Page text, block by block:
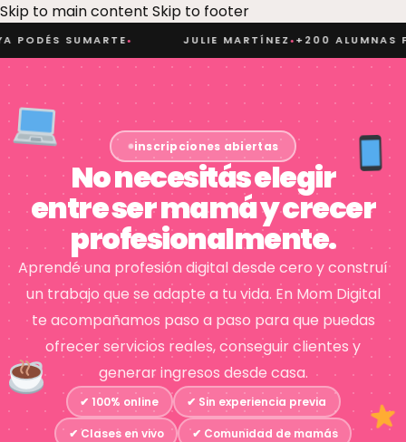
Skip to main content Skip to footer
SUMARTE● JULIE MARTÍNEZ● +200 ALUMNAS
inscripciones abiertas
No necesitás elegir
entre ser mamá y crecer
profesionalmente.
Aprendé una profesión digital desde cero y construí
un trabajo que se adapte a tu vida. En Mom Digital
te acompañamos paso a paso para que puedas
ofrecer servicios reales, conseguir clientes y
generar ingresos desde casa.
✔ 100% online ✔ Sin experiencia previa
✔ Clases en vivo ✔ Comunidad de mamás